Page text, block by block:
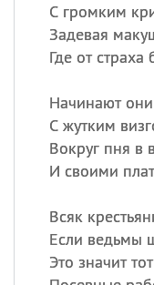
С громким
Задевая
Где от страха
Начинают они
С жутким
Вокруг пня в
И своими
Всяк
Если ведьмы
Это значит